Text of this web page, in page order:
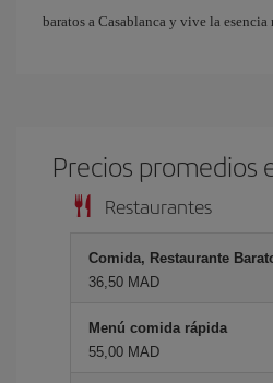
baratos a Casablanca y vive la esencia
Precios promedios
Restaurantes
Comida, Restaurante
36,50 MAD
Menú comida rápida
55,00 MAD